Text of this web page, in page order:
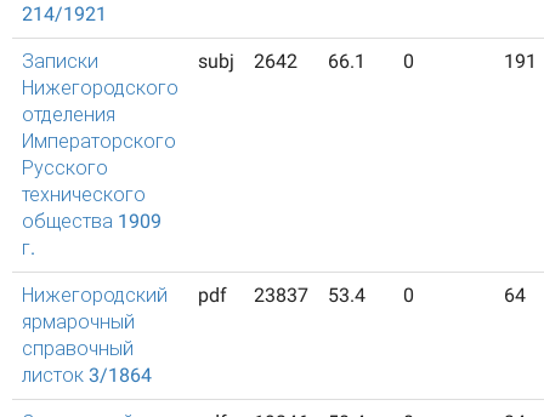
214/1921
Записки
Нижегородского
отделения
Императорского
Русского
технического
общества 1909
г.
subj 2642 66.1 0 191
Нижегородский
ярмарочный
справочный
листок 3/1864
pdf 23837 53.4 0 64